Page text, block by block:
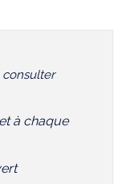
consulter
à chaque